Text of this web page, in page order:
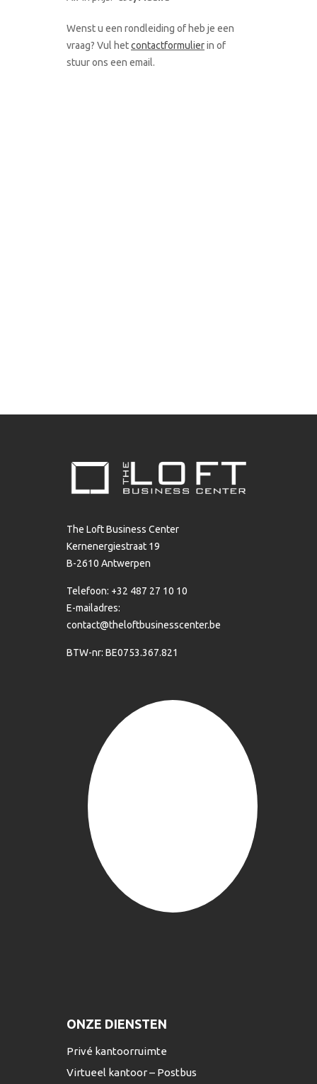
Wenst u een rondleiding of heb je een
vraag? Vul hetcontactformulierin of
stuur ons een email.
The Loft Business Center
Kernenergiestraat 19
B-2610 Antwerpen
Telefoon: +32 487 27 10 10
E-mailadres:
contact@theloftbusinesscenter.be
BTW-nr: BE0753.367.821
ONZE DIENSTEN
Privé kantoorruimte
Virtueel kantoor – Postbus